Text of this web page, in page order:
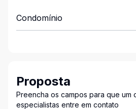
Condomínio
Proposta
Preencha os campos para que um
especialistas entre em contato